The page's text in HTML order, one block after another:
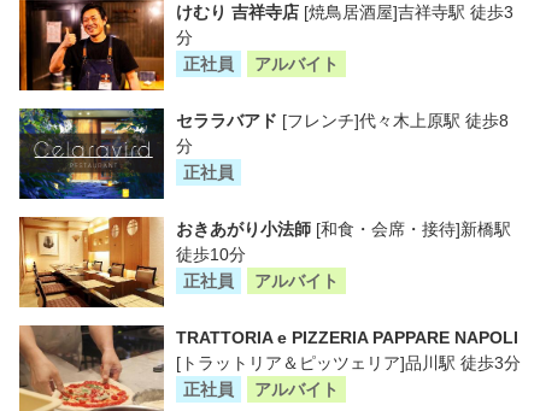
けむり 吉祥寺店 [焼鳥居酒屋]吉祥寺駅 徒歩3
分
正社員
アルバイト
セララバアド [フレンチ]代々木上原駅 徒歩8
分
正社員
おきあがり小法師 [和食・会席・接待]新橋駅
徒歩10分
正社員
アルバイト
TRATTORIA e PIZZERIA PAPPARE NAPOLI
[トラットリア＆ピッツェリア]品川駅 徒歩3分
正社員
アルバイト